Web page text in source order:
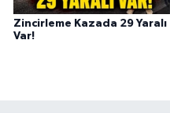
Zincirleme Kazada 29 Yaralı
Var!